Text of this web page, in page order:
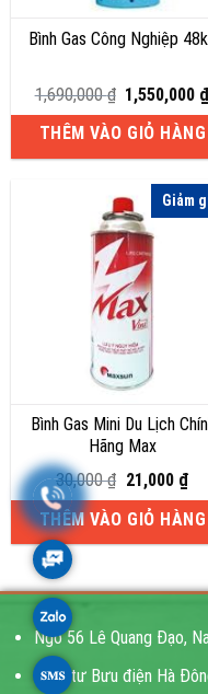
Bình Gas Công Nghiệp
1,690,000₫ Giá
gốc
là:
1,690,000 ₫.
1,550,000 ₫
THÊM VÀO GIỎ HÀNG
Giảm
Bình Gas Mini Du Lịch
Hãng Max
30,000₫ Giá
gốc
là:
30,000 ₫.
21,000 ₫Giá
tại
là:
THÊM VÀO GIỎ HÀNG
Ngõ 56 Lê Quang Đạo,
Ngã tư Bưu điện Hà